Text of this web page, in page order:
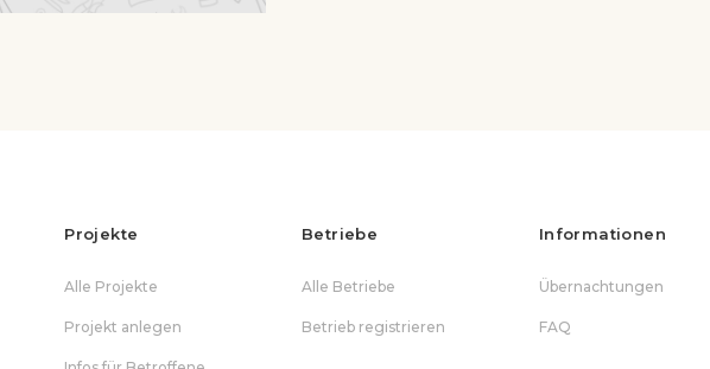
Projekte
Alle Projekte
Projekt anlegen
Betriebe
Alle Betriebe
Betrieb registrieren
Informationen
Übernachtungen
FAQ